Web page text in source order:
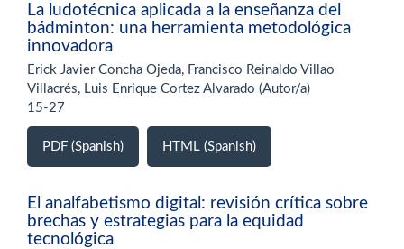
La ludotécnica aplicada a la enseñanza del
bádminton: una herramienta metodológica
innovadora
Erick Javier Concha Ojeda, Francisco Reinaldo Villao
Villacrés, Luis Enrique Cortez Alvarado (Autor/a)
15-27
PDF (Spanish) HTML (Spanish)
El analfabetismo digital: revisión crítica sobre
brechas y estrategias para la equidad
tecnológica